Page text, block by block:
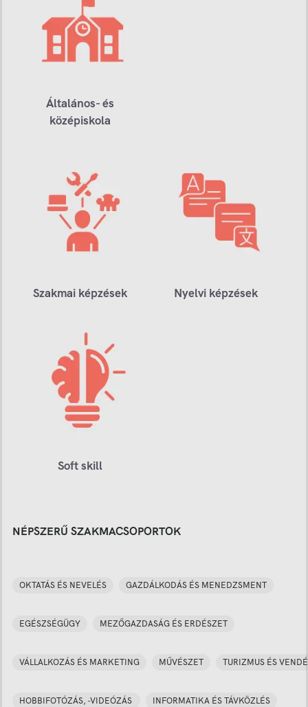
Általános- és
középiskola
Szakmai képzések Nyelvi képzések
Soft skill
NÉPSZERŰ SZAKMACSOPORTOK
OKTATÁS ÉS NEVELÉS GAZDÁLKODÁS ÉS MENEDZSMENT
EGÉSZSÉGÜGY MEZŐGAZDASÁG ÉS ERDÉSZET
VÁLLALKOZÁS ÉS MARKETING MŰVÉSZET TURIZMUS ÉS
HOBBIFOTÓZÁS, -VIDEÓZÁS INFORMATIKA ÉS TÁVKÖZLÉS